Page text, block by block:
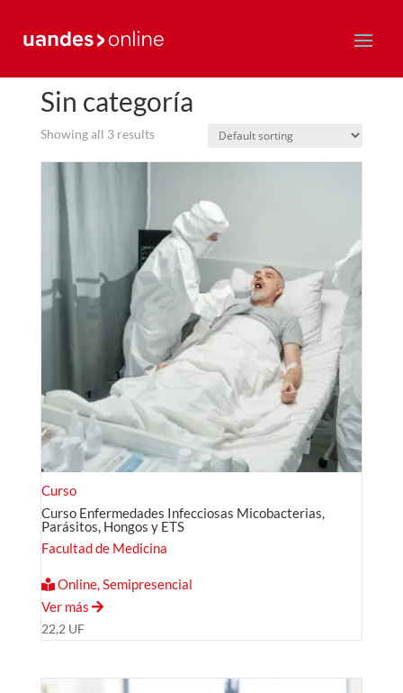
Sin categoría
Showing all 3 results
Curso
Curso Enfermedades Infecciosas Micobacterias,
Parásitos, Hongos y ETS
Facultad de Medicina
Online, Semipresencial
Ver más
22,2 UF